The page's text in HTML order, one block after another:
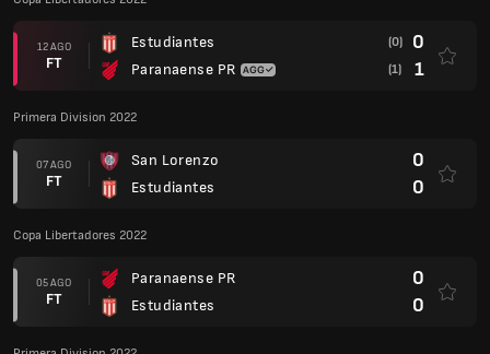
12 AGO
FT
Estudiantes
Paranaense PR
(0) 0
(1) 1
Primera Division 2022
07 AGO
FT
San Lorenzo
Estudiantes
0
0
Copa Libertadores 2022
05 AGO
FT
Paranaense PR
Estudiantes
0
0